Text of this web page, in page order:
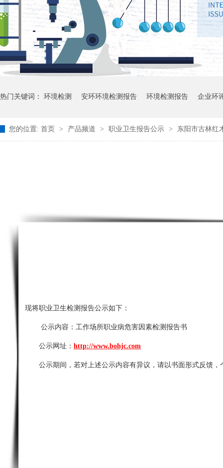
热门关键词： 环境检测 安环环境检测报告 环境检测报告 企业环
您的位置: 首页 > 产品频道 > 职业卫生报告公示 > 东阳市古林红
现将职业卫生检测报告公示如下：
公示内容： 工作场所职业病危害因素检测报告书
公示网址： http://www.bohjc.com
公示期间，若对上述公示内容有异议，请以书面形式反馈，